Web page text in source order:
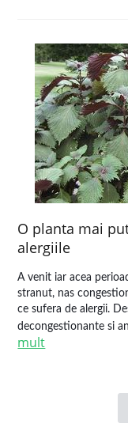
O planta mai
alergiile
A venit iar acea
stranut, nas
ce sufera de alergii.
decongestionante si
mult